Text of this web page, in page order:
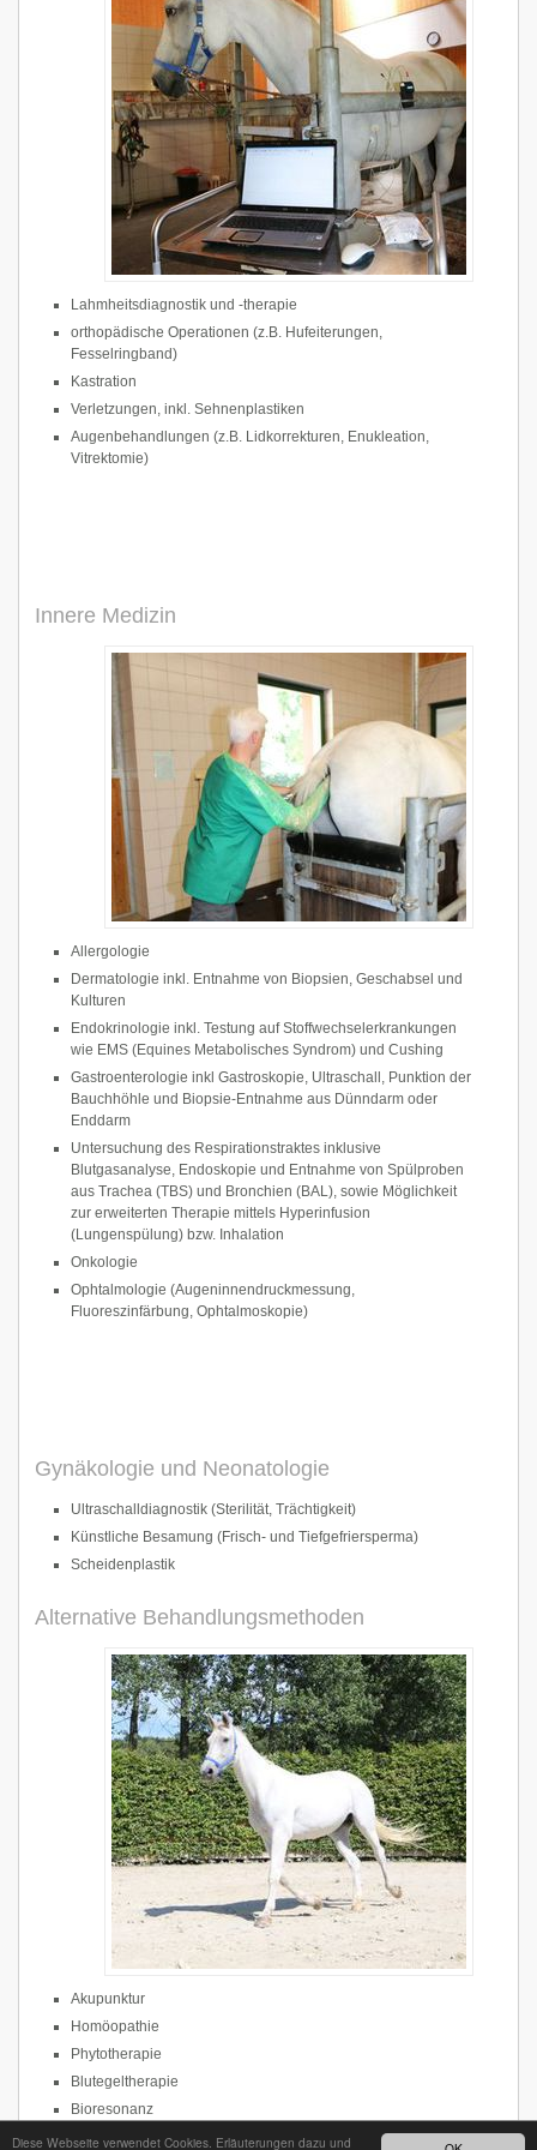
Diese Webseite verwendet Cookies. Erläuterungen dazu und
Lahmheitsdiagnostik und -therapie
orthopädische Operationen (z.B. Hufeiterungen,
Fesselringband)
Kastration
Verletzungen, inkl. Sehnenplastiken
Augenbehandlungen (z.B. Lidkorrekturen, Enukleation,
Vitrektomie)
Innere Medizin
Allergologie
Dermatologie inkl. Entnahme von Biopsien, Geschabsel und
Kulturen
Endokrinologie inkl. Testung auf Stoffwechselerkrankungen
wie EMS (Equines Metabolisches Syndrom) und Cushing
Gastroenterologie inkl Gastroskopie, Ultraschall, Punktion der
Bauchhöhle und Biopsie-Entnahme aus Dünndarm oder
Enddarm
Untersuchung des Respirationstraktes inklusive
Blutgasanalyse, Endoskopie und Entnahme von Spülproben
aus Trachea (TBS) und Bronchien (BAL), sowie Möglichkeit
zur erweiterten Therapie mittels Hyperinfusion
(Lungenspülung) bzw. Inhalation
Onkologie
Ophtalmologie (Augeninnendruckmessung,
Fluoreszinfärbung, Ophtalmoskopie)
Gynäkologie und Neonatologie
Ultraschalldiagnostik (Sterilität, Trächtigkeit)
Künstliche Besamung (Frisch- und Tiefgefriersperma)
Scheidenplastik
Alternative Behandlungsmethoden
Akupunktur
Homöopathie
Phytotherapie
Blutegeltherapie
Bioresonanz